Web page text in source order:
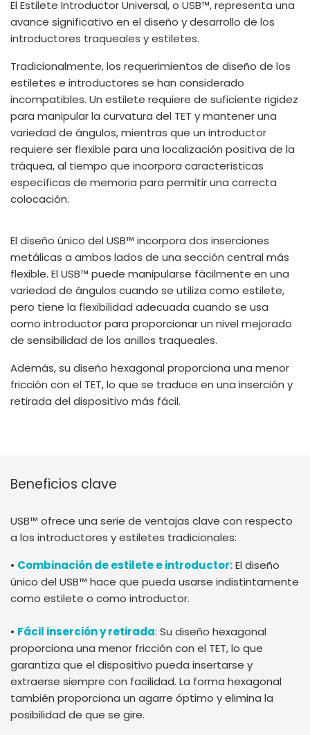
España
France
Turkey
El Estilete Introductor Universal, o USB™, representa una
avance significativo en el diseño y desarrollo de los
introductores traqueales y estiletes.
Tradicionalmente, los requerimientos de diseño de los
estiletes e introductores se han considerado
incompatibles. Un estilete requiere de suficiente rigidez
para manipular la curvatura del TET y mantener una
variedad de ángulos, mientras que un introductor
requiere ser flexible para una localización positiva de la
tráquea, al tiempo que incorpora características
específicas de memoria para permitir una correcta
colocación.
El diseño único del USB™ incorpora dos inserciones
metálicas a ambos lados de una sección central más
flexible. El USB™ puede manipularse fácilmente en una
variedad de ángulos cuando se utiliza como estilete,
pero tiene la flexibilidad adecuada cuando se usa
como introductor para proporcionar un nivel mejorado
de sensibilidad de los anillos traqueales.
Además, su diseño hexagonal proporciona una menor
fricción con el TET, lo que se traduce en una inserción y
retirada del dispositivo más fácil.
Beneficios clave
USB™ ofrece una serie de ventajas clave con respecto
a los introductores y estiletes tradicionales:
• Combinación de estilete e introductor:El diseño
único del USB™ hace que pueda usarse indistintamente
como estilete o como introductor.
• Fácil inserción y retirada: Su diseño hexagonal
proporciona una menor fricción con el TET, lo que
garantiza que el dispositivo pueda insertarse y
extraerse siempre con facilidad. La forma hexagonal
también proporciona un agarre óptimo y elimina la
posibilidad de que se gire.